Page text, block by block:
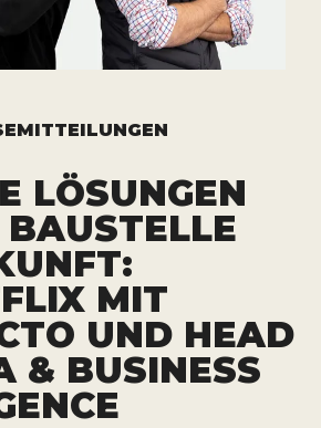
LÖSUNGEN
MIT
UND HEAD
& BUSINESS